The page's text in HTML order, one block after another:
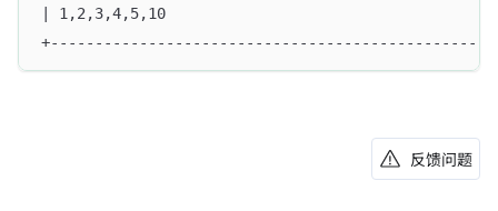
| 1,2,3,4,5,10
反馈问题